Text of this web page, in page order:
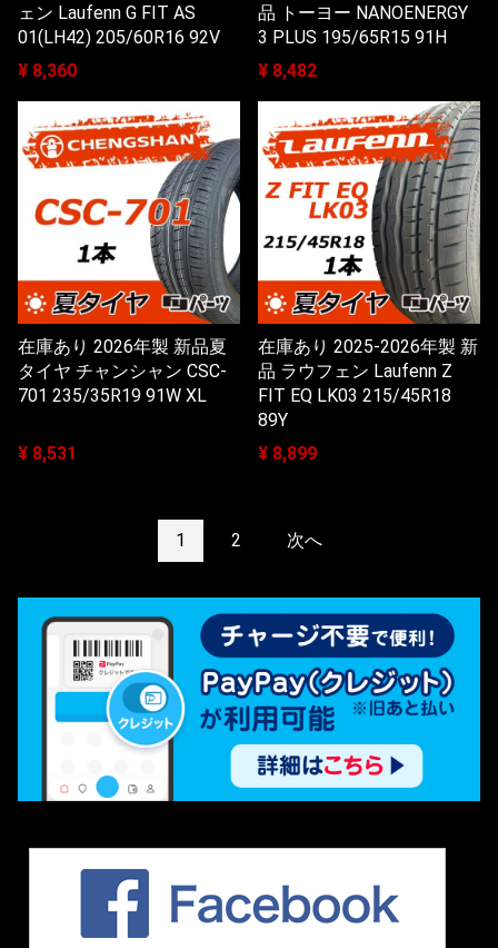
ェン Laufenn G FIT AS
01(LH42) 205/60R16 92V
¥ 8,360
品 トーヨー NANOENERGY
3 PLUS 195/65R15 91H
¥ 8,482
在庫あり 2026年製 新品夏
タイヤ チャンシャン CSC-
701 235/35R19 91W XL
¥ 8,531
在庫あり 2025-2026年製 新
品 ラウフェン Laufenn Z
FIT EQ LK03 215/45R18
89Y
¥ 8,899
1 2 次へ